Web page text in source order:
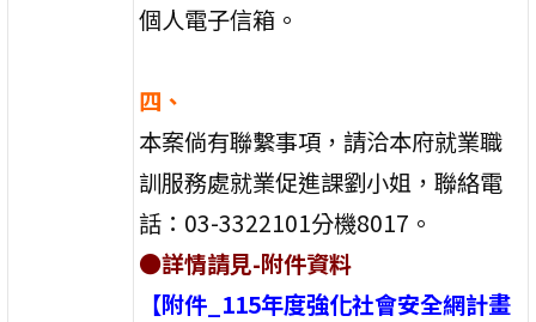
個人電子信箱。
四、
本案倘有聯繫事項，請洽本府就業職
訓服務處就業促進課劉小姐，聯絡電
話：03-3322101分機8017。
●詳情請見-附件資料
【附件 115年度強化社會安全網計畫